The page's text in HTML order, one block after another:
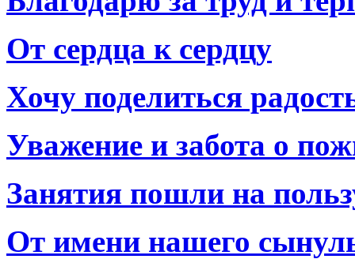
От сердца к сердцу
Хочу поделиться
Уважение и забота о
Занятия пошли на
От имени нашего